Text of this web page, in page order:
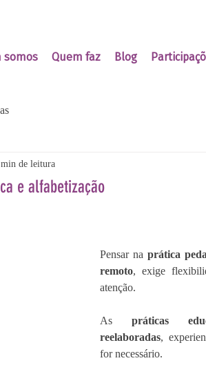
somos Quem faz Blog
e alfabetização
de leitura
Pensar na prática
remoto, exige
atenção.
As práticas
reelaboradas,
for necessário.